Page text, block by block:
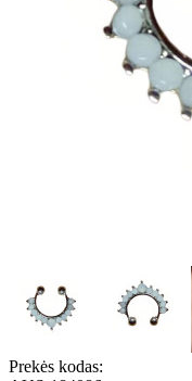
Prekės kodas: